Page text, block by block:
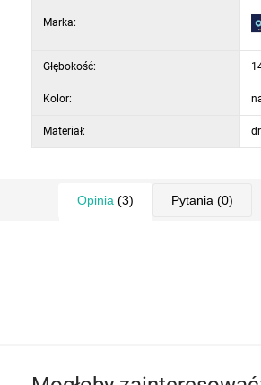
Marka:
Głębokość:
Kolor:
Materiał:
Opinia (3) Pytania (0)